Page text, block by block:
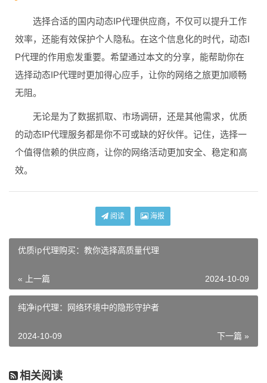
选择合适的国内动态IP代理供应商，不仅可以提升工作
效率，还能有效保护个人隐私。在这个信息化的时代，动态I
P代理的作用愈发重要。希望通过本文的分享，能帮助你在
选择动态IP代理时更加得心应手，让你的网络之旅更加顺畅
无阻。
无论是为了数据抓取、市场调研，还是其他需求，优质
的动态IP代理服务都是你不可或缺的好伙伴。记住，选择一
个值得信赖的供应商，让你的网络活动更加安全、稳定和高
效。
阅读 海报
优质ip代理购买：教你选择高质量代理
« 上一篇 2024-10-09
纯净ip代理：网络环境中的隐形守护者
下一篇 »
2024-10-09
相关阅读